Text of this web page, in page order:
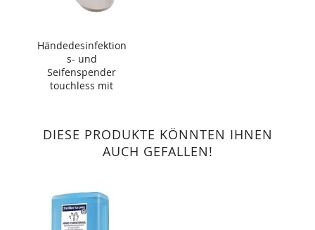
Händedesinfektion
s- und
Seifenspender
touchless mit
DIESE PRODUKTE KÖNNTEN IHNEN
AUCH GEFALLEN!